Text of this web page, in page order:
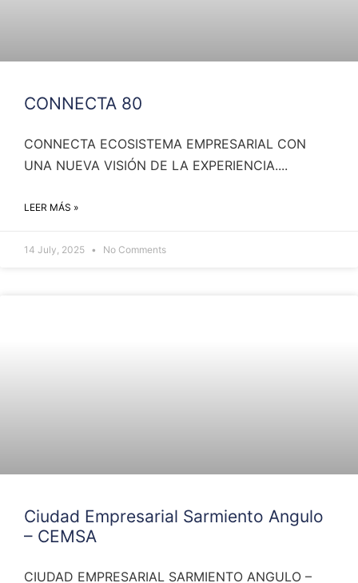
CONNECTA 80
CONNECTA ECOSISTEMA EMPRESARIAL CON
UNA NUEVA VISIÓN DE LA EXPERIENCIA....
LEER MÁS »
14 July, 2025 No Comments
Ciudad Empresarial Sarmiento Angulo
– CEMSA
CIUDAD EMPRESARIAL SARMIENTO ANGULO –